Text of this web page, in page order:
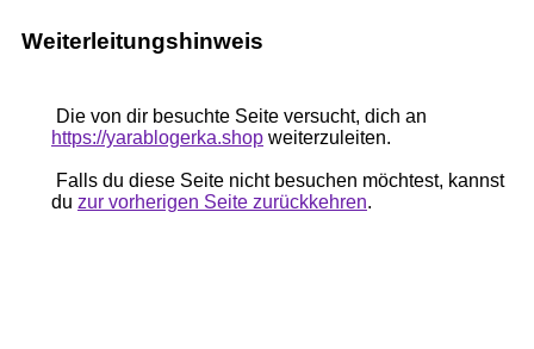
Weiterleitungshinweis
Die von dir besuchte Seite versucht, dich an
https://yarablogerka.shop weiterzuleiten.
Falls du diese Seite nicht besuchen möchtest, kannst
du zur vorherigen Seite zurückkehren.